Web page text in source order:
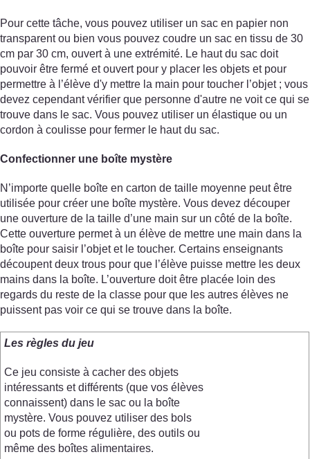
Pour cette tâche, vous pouvez utiliser un sac en papier non
transparent ou bien vous pouvez coudre un sac en tissu de 30
cm par 30 cm, ouvert à une extrémité. Le haut du sac doit
pouvoir être fermé et ouvert pour y placer les objets et pour
permettre à l’élève d'y mettre la main pour toucher l’objet ; vous
devez cependant vérifier que personne d'autre ne voit ce qui se
trouve dans le sac. Vous pouvez utiliser un élastique ou un
cordon à coulisse pour fermer le haut du sac.
Confectionner une boîte mystère
N’importe quelle boîte en carton de taille moyenne peut être
utilisée pour créer une boîte mystère. Vous devez découper
une ouverture de la taille d’une main sur un côté de la boîte.
Cette ouverture permet à un élève de mettre une main dans la
boîte pour saisir l’objet et le toucher. Certains enseignants
découpent deux trous pour que l’élève puisse mettre les deux
mains dans la boîte. L’ouverture doit être placée loin des
regards du reste de la classe pour que les autres élèves ne
puissent pas voir ce qui se trouve dans la boîte.
Les règles du jeu
Ce jeu consiste à cacher des objets
intéressants et différents (que vos élèves
connaissent) dans le sac ou la boîte
mystère. Vous pouvez utiliser des bols
ou pots de forme régulière, des outils ou
même des boîtes alimentaires.